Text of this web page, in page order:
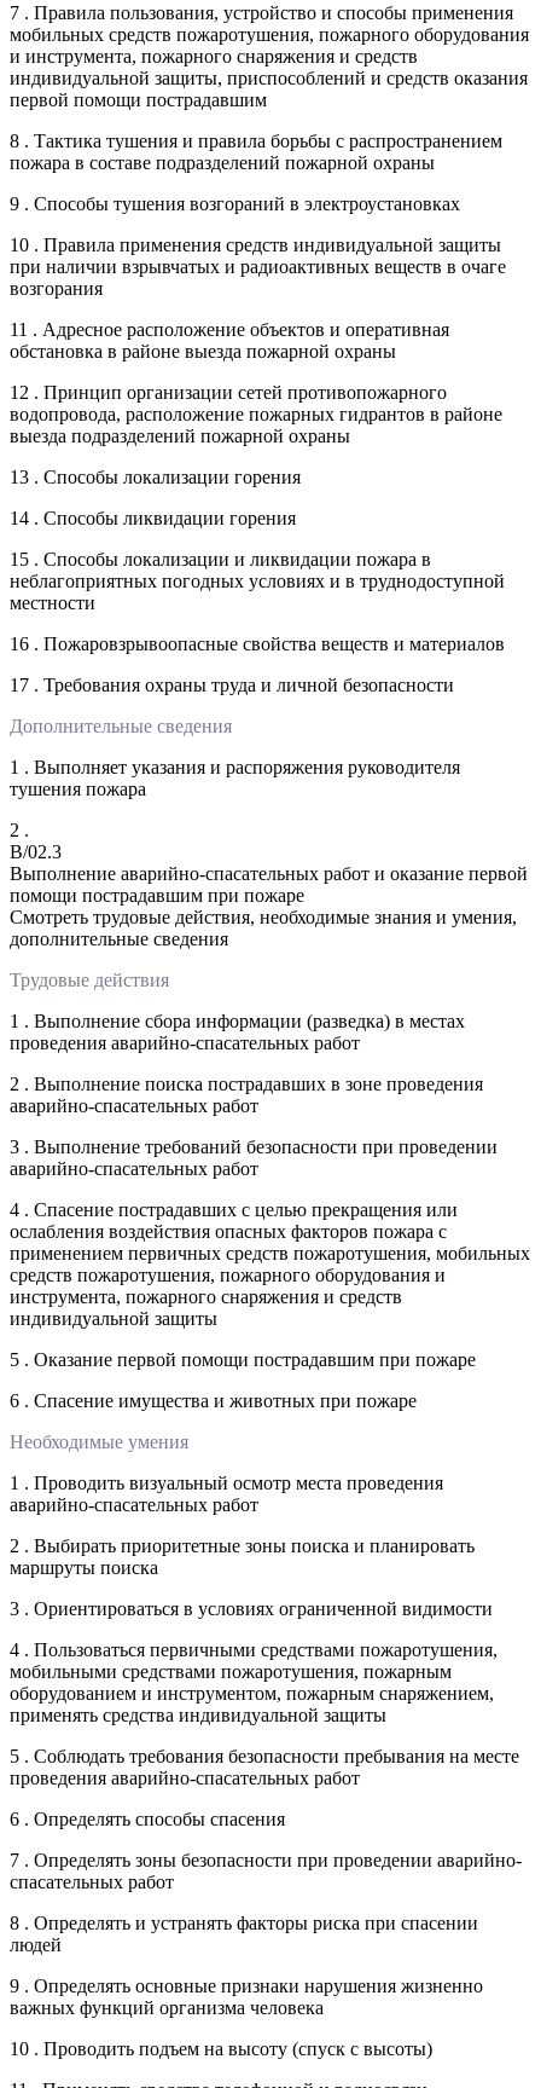
7 . Правила пользования, устройство и способы применения
мобильных средств пожаротушения, пожарного оборудования
и инструмента, пожарного снаряжения и средств
индивидуальной защиты, приспособлений и средств оказания
первой помощи пострадавшим
8 . Тактика тушения и правила борьбы с распространением
пожара в составе подразделений пожарной охраны
9 . Способы тушения возгораний в электроустановках
10 . Правила применения средств индивидуальной защиты
при наличии взрывчатых и радиоактивных веществ в очаге
возгорания
11 . Адресное расположение объектов и оперативная
обстановка в районе выезда пожарной охраны
12 . Принцип организации сетей противопожарного
водопровода, расположение пожарных гидрантов в районе
выезда подразделений пожарной охраны
13 . Способы локализации горения
14 . Способы ликвидации горения
15 . Способы локализации и ликвидации пожара в
неблагоприятных погодных условиях и в труднодоступной
местности
16 . Пожаровзрывоопасные свойства веществ и материалов
17 . Требования охраны труда и личной безопасности
Дополнительные сведения
1 . Выполняет указания и распоряжения руководителя
тушения пожара
2 .
B/02.3
Выполнение аварийно-спасательных работ и оказание первой
помощи пострадавшим при пожаре
Смотреть трудовые действия, необходимые знания и умения,
дополнительные сведения
Трудовые действия
1 . Выполнение сбора информации (разведка) в местах
проведения аварийно-спасательных работ
2 . Выполнение поиска пострадавших в зоне проведения
аварийно-спасательных работ
3 . Выполнение требований безопасности при проведении
аварийно-спасательных работ
4 . Спасение пострадавших с целью прекращения или
ослабления воздействия опасных факторов пожара с
применением первичных средств пожаротушения, мобильных
средств пожаротушения, пожарного оборудования и
инструмента, пожарного снаряжения и средств
индивидуальной защиты
5 . Оказание первой помощи пострадавшим при пожаре
6 . Спасение имущества и животных при пожаре
Необходимые умения
1 . Проводить визуальный осмотр места проведения
аварийно-спасательных работ
2 . Выбирать приоритетные зоны поиска и планировать
маршруты поиска
3 . Ориентироваться в условиях ограниченной видимости
4 . Пользоваться первичными средствами пожаротушения,
мобильными средствами пожаротушения, пожарным
оборудованием и инструментом, пожарным снаряжением,
применять средства индивидуальной защиты
5 . Соблюдать требования безопасности пребывания на месте
проведения аварийно-спасательных работ
6 . Определять способы спасения
7 . Определять зоны безопасности при проведении аварийно-
спасательных работ
8 . Определять и устранять факторы риска при спасении
людей
9 . Определять основные признаки нарушения жизненно
важных функций организма человека
10 . Проводить подъем на высоту (спуск с высоты)